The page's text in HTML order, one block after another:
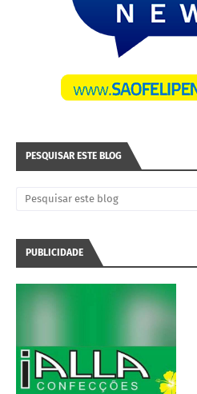
PESQUISAR ESTE BLOG
PUBLICIDADE